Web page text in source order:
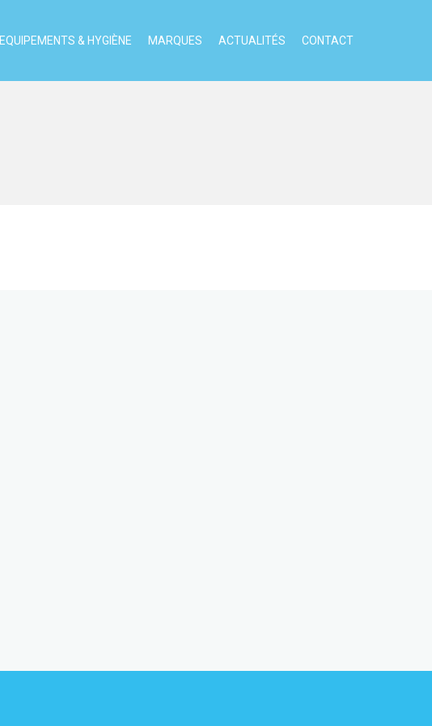
EQUIPEMENTS & HYGIÈNE MARQUES ACTUALITÉS CONTACT